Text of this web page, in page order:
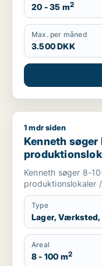
20 - 35 m2
Max. per måned
3.500 DKK
Kenneth søger
1 mdr siden
Kenneth
Frederiksberg,
m.fl.
Kenneth søger 8-
produktionslokaler
Type
Lager, Værksted,
Areal
8 - 100 m2